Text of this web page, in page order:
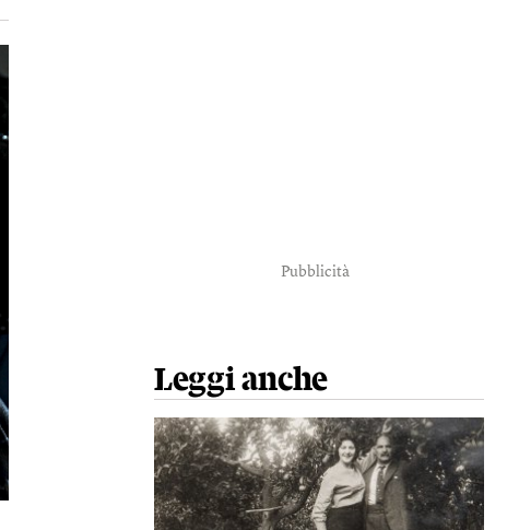
Pubblicità
Leggi anche